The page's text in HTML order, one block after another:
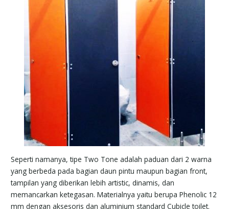
Seperti namanya, tipe Two Tone adalah paduan dari 2 warna
yang berbeda pada bagian daun pintu maupun bagian front,
tampilan yang diberikan lebih artistic, dinamis, dan
memancarkan ketegasan. Materialnya yaitu berupa Phenolic 12
mm dengan aksesoris dan aluminium standard Cubicle toilet.